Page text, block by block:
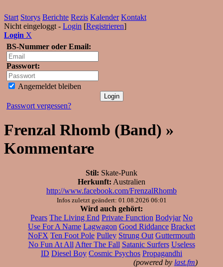
Start Storys Berichte Rezis Kalender Kontakt
Nicht eingeloggt - Login [Registrieren]
Login X
BS-Nummer oder Email:
Passwort:
Angemeldet bleiben
Passwort vergessen?
Frenzal Rhomb (Band) »
Kommentare
Stil: Skate-Punk
Herkunft: Australien
http://www.facebook.com/FrenzalRhomb
Infos zuletzt geändert: 01.08.2026 06:01
Wird auch gehört:
Pears The Living End Private Function Bodyjar No
Use For A Name Lagwagon Good Riddance Bracket
NoFX Ten Foot Pole Pulley Strung Out Guttermouth
No Fun At All After The Fall Satanic Surfers Useless
ID Diesel Boy Cosmic Psychos Propagandhi
(powered by last.fm)